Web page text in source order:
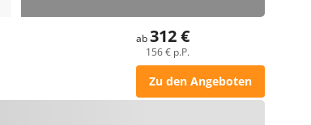
ab312 €
156 € p.P.
Zu den Angeboten